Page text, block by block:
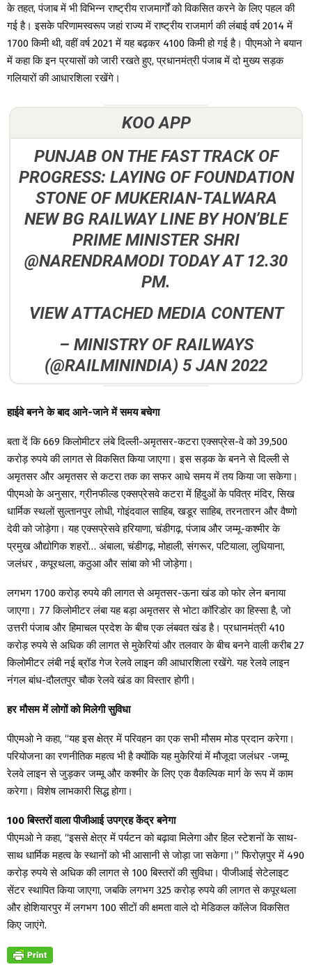
के तहत, पंजाब में भी विभिन्न राष्ट्रीय राजमार्गों को विकसित करने के लिए पहल की
गई है। इसके परिणामस्वरूप जहां राज्य में राष्ट्रीय राजमार्ग की लंबाई वर्ष 2014 में
1700 किमी थी, वहीं वर्ष 2021 में यह बढ़कर 4100 किमी हो गई है। पीएमओ ने बयान
में कहा कि इन प्रयासों को जारी रखते हुए, प्रधानमंत्री पंजाब में दो मुख्य सड़क
गलियारों की आधारशिला रखेंगे।
KOO APP
PUNJAB ON THE FAST TRACK OF
PROGRESS: LAYING OF FOUNDATION
STONE OF MUKERIAN-TALWARA
NEW BG RAILWAY LINE BY HON’BLE
PRIME MINISTER SHRI
@NARENDRAMODI TODAY AT 12.30
PM.
VIEW ATTACHED MEDIA CONTENT
– MINISTRY OF RAILWAYS
(@RAILMININDIA) 5 JAN 2022
हाईवे बनने के बाद आने-जाने में समय बचेगा
बता दें कि 669 किलोमीटर लंबे दिल्ली-अमृतसर-कटरा एक्सप्रेस-वे को 39,500
करोड़ रुपये की लागत से विकसित किया जाएगा। इस सड़क के बनने से दिल्ली से
अमृतसर और अमृतसर से कटरा तक का सफर आधे समय में तय किया जा सकेगा।
पीएमओ के अनुसार, ग्रीनफील्ड एक्सप्रेसवे कटरा में हिंदुओं के पवित्र मंदिर, सिख
धार्मिक स्थलों सुल्तानपुर लोधी, गोइंदवाल साहिब, खडूर साहिब, तरनतारन और वैष्णो
देवी को जोड़ेगा। यह एक्सप्रेसवे हरियाणा, चंडीगढ़, पंजाब और जम्मू-कश्मीर के
प्रमुख औद्योगिक शहरों… अंबाला, चंडीगढ़, मोहाली, संगरूर, पटियाला, लुधियाना,
जलंधर , कपूरथला, कठुआ और सांबा को भी जोड़ेगा।
लगभग 1700 करोड़ रुपये की लागत से अमृतसर-ऊना खंड को फोर लेन बनाया
जाएगा। 77 किलोमीटर लंबा यह बड़ा अमृतसर से भोटा कॉरिडोर का हिस्सा है, जो
उत्तरी पंजाब और हिमाचल प्रदेश के बीच एक लंबवत खंड है। प्रधानमंत्री 410
करोड़ रुपये से अधिक की लागत से मुकेरियां और तलवार के बीच बनने वाली करीब 27
किलोमीटर लंबी नई ब्रॉड गेज रेलवे लाइन की आधारशिला रखेंगे. यह रेलवे लाइन
नंगल बांध-दौलतपुर चौक रेलवे खंड का विस्तार होगी।
हर मौसम में लोगों को मिलेगी सुविधा
पीएमओ ने कहा, “यह इस क्षेत्र में परिवहन का एक सभी मौसम मोड प्रदान करेगा।
परियोजना का रणनीतिक महत्व भी है क्योंकि यह मुकेरियां में मौजूदा जलंधर -जम्मू
रेलवे लाइन से जुड़कर जम्मू और कश्मीर के लिए एक वैकल्पिक मार्ग के रूप में काम
करेगा। विशेष लाभकारी सिद्ध होगा।
100 बिस्तरों वाला पीजीआई उपग्रह केंद्र बनेगा
पीएमओ ने कहा, “इससे क्षेत्र में पर्यटन को बढ़ावा मिलेगा और हिल स्टेशनों के साथ-
साथ धार्मिक महत्व के स्थानों को भी आसानी से जोड़ा जा सकेगा।” फिरोज़पुर में 490
करोड़ रुपये से अधिक की लागत से 100 बिस्तरों की सुविधा। पीजीआई सेटेलाइट
सेंटर स्थापित किया जाएगा, जबकि लगभग 325 करोड़ रुपये की लागत से कपूरथला
और होशियारपुर में लगभग 100 सीटों की क्षमता वाले दो मेडिकल कॉलेज विकसित
किए जाएंगे.